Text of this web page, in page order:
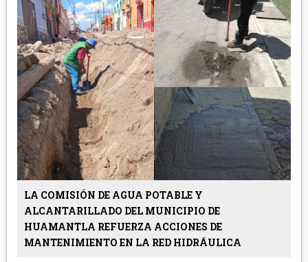
LA COMISIÓN DE AGUA POTABLE Y
ALCANTARILLADO DEL MUNICIPIO DE
HUAMANTLA REFUERZA ACCIONES DE
MANTENIMIENTO EN LA RED HIDRÁULICA